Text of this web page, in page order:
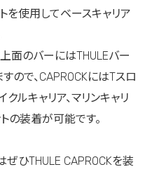
を使用してベースキャリア
面のバーにはTHULEバー
ので、CAPROCKにはTスロ
ルキャリア、マリンキャリ
の装着が可能です。
ぜひTHULE CAPROCKを装